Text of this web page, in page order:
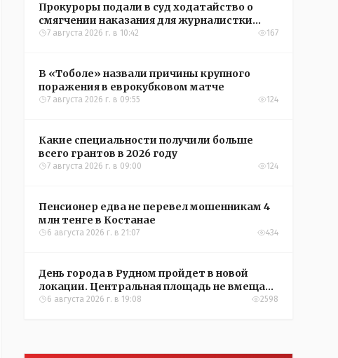
Прокуроры подали в суд ходатайство о
смягчении наказания для журналистки
Александры Алёховой
7 августа 2026 г. в 10:42 167
В «Тоболе» назвали причины крупного
поражения в еврокубковом матче
7 августа 2026 г. в 09:55 124
Какие специальности получили больше
всего грантов в 2026 году
7 августа 2026 г. в 09:00 124
Пенсионер едва не перевел мошенникам 4
млн тенге в Костанае
6 августа 2026 г. в 21:07 434
День города в Рудном пройдет в новой
локации. Центральная площадь не вмещает
всех желающих
6 августа 2026 г. в 19:08 2598